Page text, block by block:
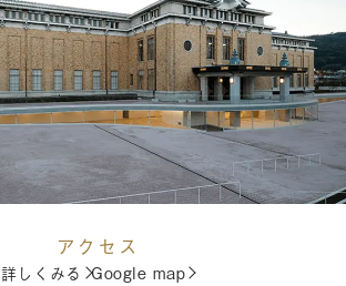
アクセス
詳しくみる Google map